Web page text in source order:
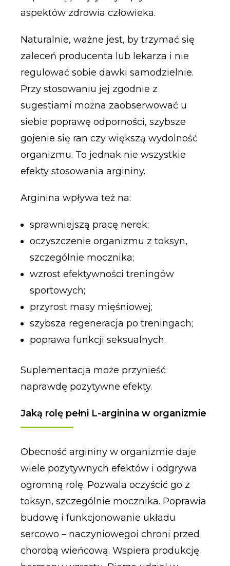
aspektów zdrowia człowieka.
Naturalnie, ważne jest, by trzymać się
zaleceń producenta lub lekarza i nie
regulować sobie dawki samodzielnie.
Przy stosowaniu jej zgodnie z
sugestiami można zaobserwować u
siebie poprawę odporności, szybsze
gojenie się ran czy większą wydolność
organizmu. To jednak nie wszystkie
efekty stosowania argininy.
Arginina wpływa też na:
sprawniejszą pracę nerek;
oczyszczenie organizmu z toksyn,
szczególnie mocznika;
wzrost efektywności treningów
sportowych;
przyrost masy mięśniowej;
szybsza regeneracja po treningach;
poprawa funkcji seksualnych.
Suplementacja może przynieść
naprawdę pozytywne efekty.
Jaką rolę pełni L-arginina w organizmie
Obecność argininy w organizmie daje
wiele pozytywnych efektów i odgrywa
ogromną rolę. Pozwala oczyścić go z
toksyn, szczególnie mocznika. Poprawia
budowę i funkcjonowanie układu
sercowo – naczyniowegoi chroni przed
chorobą wieńcową. Wspiera produkcję